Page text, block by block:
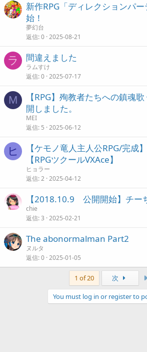
新作RPG「ディレクションパ
始！
夢幻台
返信 0 2025-08-21
ラ 間違えました
ラムすけ
返信 0 2025-07-17
M
【RPG】殉教者たちへの鎮魂
開しました。
MEI
返信 5 2025-06-12
ヒ
【ケモノ竜人主人公RPG/完成
【RPGツクールVXAce】
ヒョラー
返信 2 2025-04-12
【2018.10.9 公開開始】チー
chie
返信 3 2025-02-21
The abonormalman Part2
ヌルタ
返信 0 2025-01-05
1 of 20 次
You must log in or register to